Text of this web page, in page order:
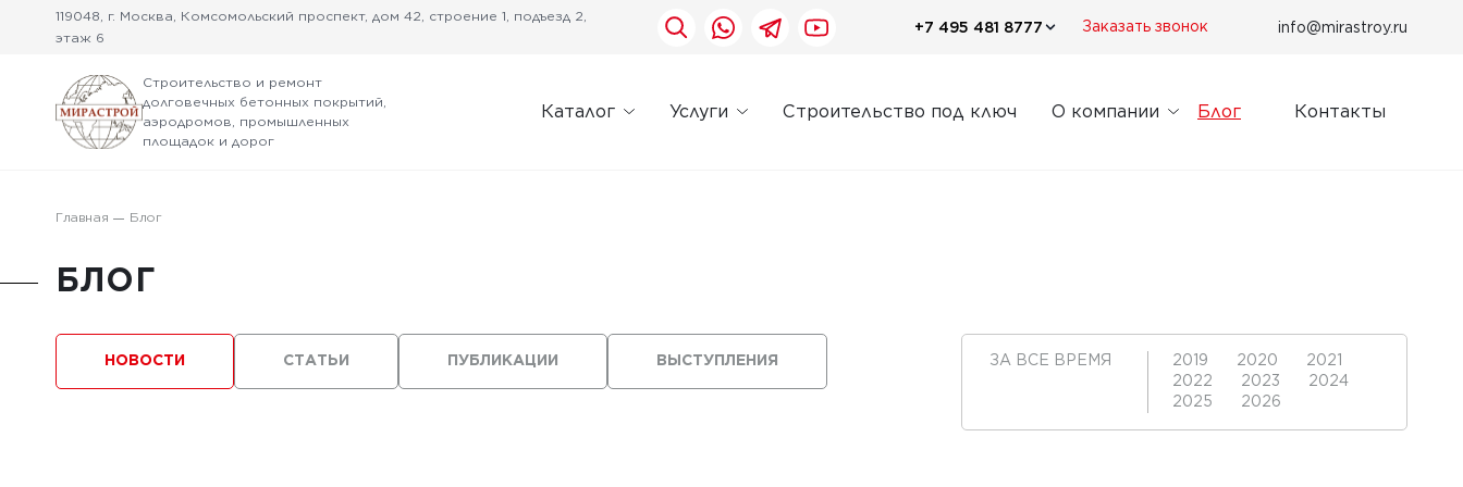
119048, г. Москва, Комсомольский проспект, дом 42, строение 1, подъезд 2,
этаж 6
+7 495 481 8777 Заказать звонок info@mirastroy.ru
Строительство и ремонт
долговечных бетонных покрытий,
аэродромов, промышленных
площадок и дорог
Каталог Услуги Строительство под ключ О компании Блог Контакты
Главная Блог
БЛОГ
ВЫСТУПЛЕНИЯ
ПУБЛИКАЦИИ
НОВОСТИ СТАТЬИ ЗА ВСЕ ВРЕМЯ 2019 2020
2021
2022
2023
2024
2025
2026